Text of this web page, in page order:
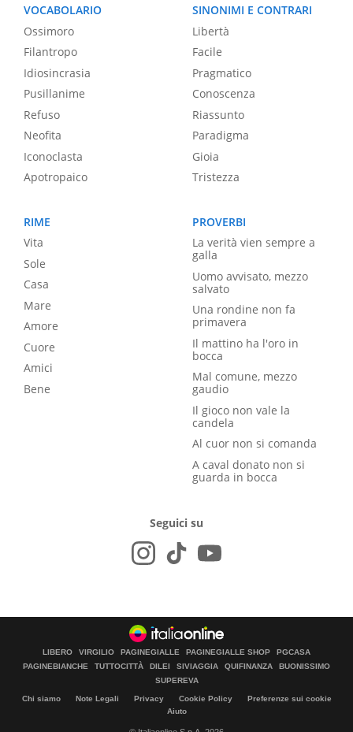
VOCABOLARIO
Ossimoro
Filantropo
Idiosincrasia
Pusillanime
Refuso
Neofita
Iconoclasta
Apotropaico
SINONIMI E CONTRARI
Libertà
Facile
Pragmatico
Conoscenza
Riassunto
Paradigma
Gioia
Tristezza
RIME
Vita
Sole
Casa
Mare
Amore
Cuore
Amici
Bene
PROVERBI
La verità vien sempre a
galla
Uomo avvisato, mezzo
salvato
Una rondine non fa
primavera
Il mattino ha l'oro in
bocca
Mal comune, mezzo
gaudio
Il gioco non vale la
candela
Al cuor non si comanda
A caval donato non si
guarda in bocca
Seguici su
LIBERO VIRGILIO PAGINEGIALLE PAGINEGIALLE SHOP
PGCASA
PAGINEBIANCHE
TUTTOCITTÀ DILEI SIVIAGGIA QUIFINANZA
BUONISSIMO
SUPEREVA
Chi siamo Note Legali Privacy Cookie Policy
Preferenze sui cookie
Aiuto